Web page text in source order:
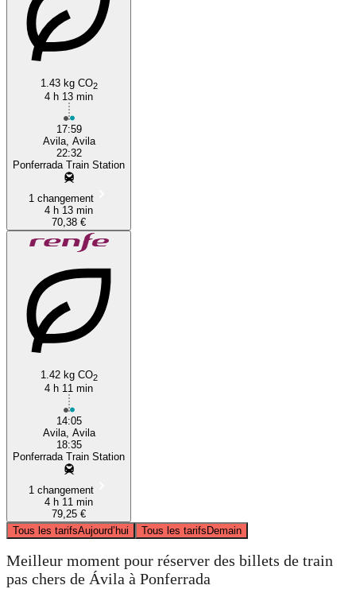
1.43 kg CO2
4 h 13 min
17:59
Avila, Avila
22:32
Ponferrada Train Station
1 changement
4 h 13 min
70,38 €
1.42 kg CO2
4 h 11 min
14:05
Avila, Avila
18:35
Ponferrada Train Station
1 changement
4 h 11 min
79,25 €
Tous les tarifsAujourd’hui Tous les tarifsDemain
Meilleur moment pour réserver des billets de train
pas chers de Ávila à Ponferrada